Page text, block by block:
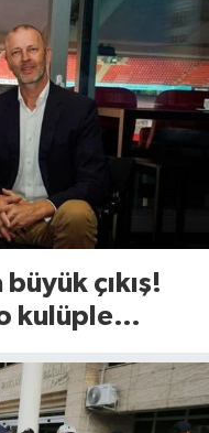
çıkış!
kulüple